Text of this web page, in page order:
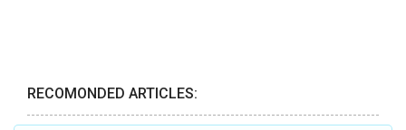
RECOMONDED ARTICLES: